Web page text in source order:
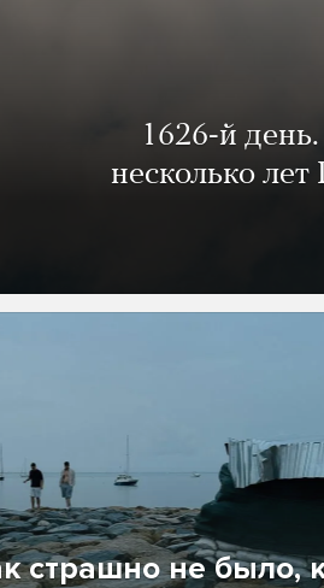
1626-й
несколько
страшно не было,